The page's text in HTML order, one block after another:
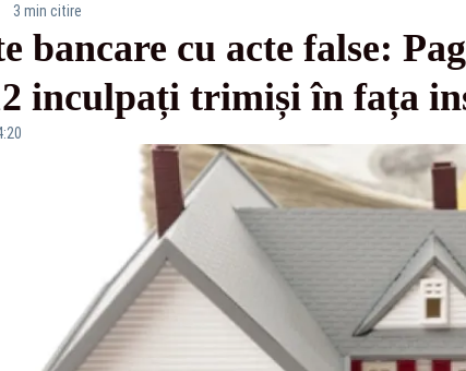
3 min citire
bancare cu acte false:
inculpați trimiși în fața